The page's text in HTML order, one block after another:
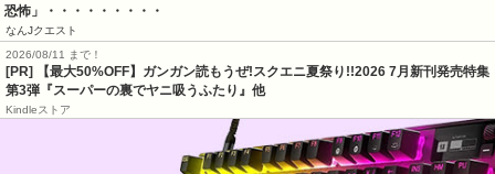
恐怖」・・・・・・・・・
なんJクエスト
2026/08/11 まで！
[PR] 【最大50%OFF】ガンガン読もうぜ!スクエニ夏祭り!!2026 7月新刊発売特集
第3弾『スーパーの裏でヤニ吸うふたり』他
Kindleストア